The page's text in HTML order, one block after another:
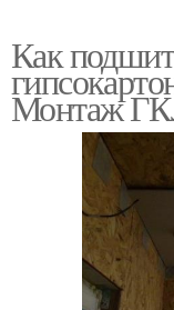
Как
Монтаж